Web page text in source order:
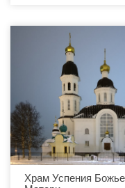
Храм Успения